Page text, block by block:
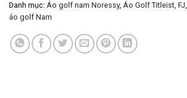
Danh mục: Áo golf nam Noressy, Áo Golf Titleist, FJ,
áo golf Nam